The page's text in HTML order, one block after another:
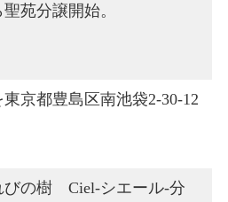
苑分譲開始。
京都豊島区南池袋2-30-12
びの樹 Ciel-シエール-分